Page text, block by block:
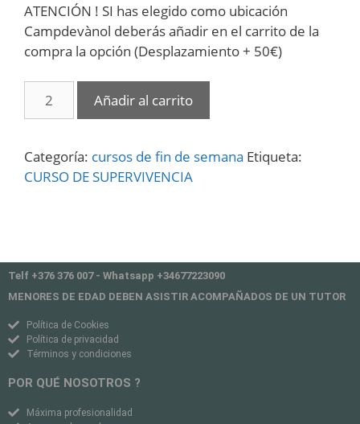
ATENCIÓN ! SI has elegido como ubicación
Campdevànol deberás añadir en el carrito de la
compra la opción (Desplazamiento + 50€)
Añadir al carrito
Categoría: cursos de fin de semana Etiqueta:
CURSO DE SUPERVIVENCIA
Telf +376 376 007 - Whatsapp +34677223090
MENORES DE EDAD DEBEN ASISTIR ACOMPAÑADOS DE UN TUTOR
Política de Cookies
Política de privacidad
Términos y condiciones
POR QUÉ NOSOTROS ?
Máxima profesionalidad